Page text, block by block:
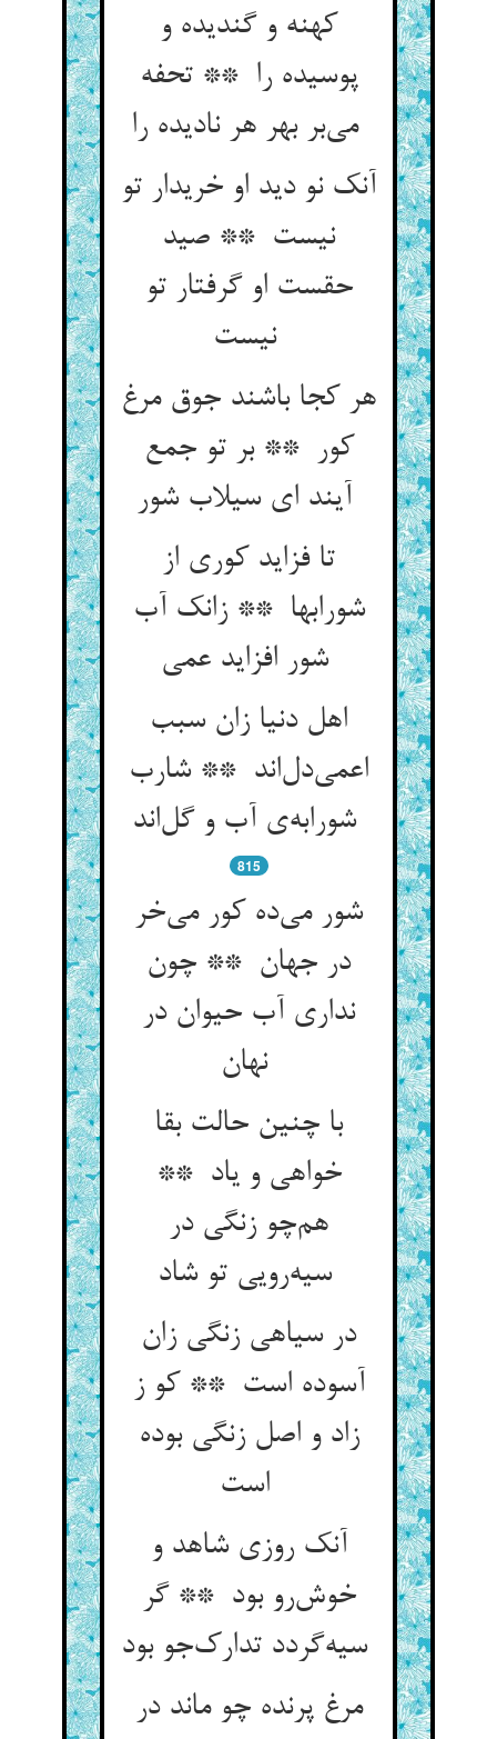
کهنه و گندیده و
پوسیده را ** تحفه
می‌بر بهر هر نادیده را
آنک نو دید او خریدار تو
نیست ** صید
حقست او گرفتار تو
نیست
هر کجا باشند جوق مرغ
کور ** بر تو جمع
تا فزاید کوری از
شورابها ** زانک آب
شور افزاید عمی
اهل دنیا زان سبب
اعمی‌دل‌اند ** شارب
شورابه‌ی آب و گل‌اند
815
شور می‌ده کور می‌خر
در جهان ** چون
نداری آب حیوان در
نهان
با چنین حالت بقا
خواهی و یاد **
هم‌چو زنگی در
سیه‌رویی تو شاد
در سیاهی زنگی زان
آسوده است ** کو ز
زاد و اصل زنگی بوده
است
آنک روزی شاهد و
خوش‌رو بود ** گر
سیه‌گردد تدارک‌جو بود
مرغ پرنده چو ماند در